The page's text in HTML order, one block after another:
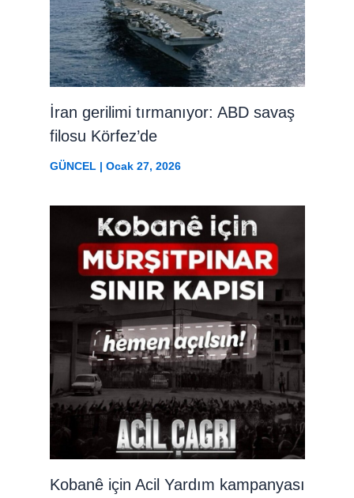
İran gerilimi tırmanıyor: ABD savaş
filosu Körfez’de
GÜNCEL | Ocak 27, 2026
Kobanê için Acil Yardım kampanyası